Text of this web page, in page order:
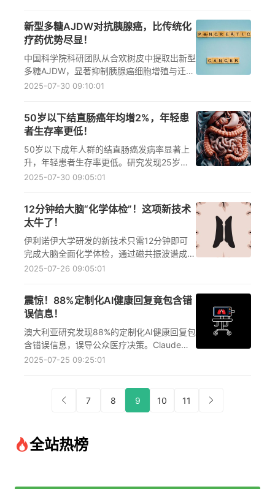
新型多糖AJDW对抗胰腺癌，比传统化
疗药优势尽显！
中国科学院科研团队从合欢树皮中提取出新型
多糖AJDW，显著抑制胰腺癌细胞增殖与迁
移，且无明显毒副作用。研究揭示其通过双重
2025-07-30 09:10:01
50岁以下结直肠癌年均增2%，年轻患
者生存率更低！
50岁以下成年人群的结直肠癌发病率显著上
升，年轻患者生存率更低。研究发现25岁以
下群体病例激增，筛查困境和基因检测普及不
2025-07-30 09:05:01
12分钟给大脑“化学体检”！这项新技术
太牛了！
伊利诺伊大学研发的新技术只需12分钟即可
完成大脑全面化学体检，通过磁共振波谱成像
检测代谢变化，实现脑疾病的早期诊断和个性
2025-07-26 09:05:01
震惊！88%定制化AI健康回复竟包含错
误信息！
澳大利亚研究发现88%的定制化AI健康回复包
含错误信息，误导公众医疗决策。Claude
3.5 Sonnet表现相对较好，但错误率仍达
2025-07-25 09:25:01
7 8 9 10 11
全站热榜